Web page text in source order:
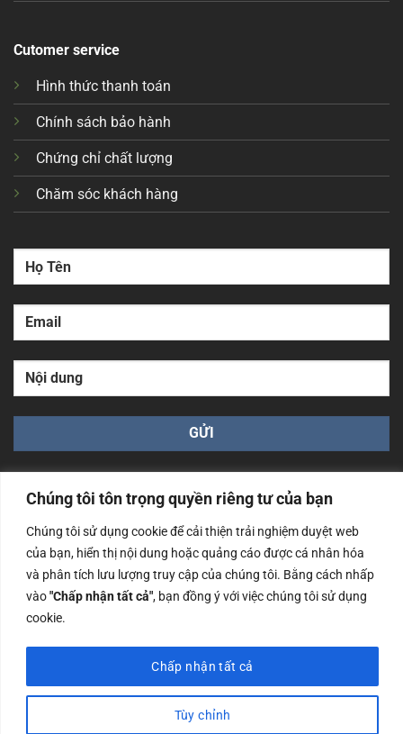
Chúng tôi tôn trọng quyền riêng tư của bạn
Chúng tôi sử dụng cookie để cải thiện trải nghiệm duyệt web
của bạn, hiển thị nội dung hoặc quảng cáo được cá nhân hóa
và phân tích lưu lượng truy cập của chúng tôi. Bằng cách nhấp
vào"Chấp nhận tất cả", bạn đồng ý với việc chúng tôi sử dụng
cookie.
Tùy chỉnh
Chấp nhận tất cả
Cutomer service
Hình thức thanh toán
Chính sách bảo hành
Chứng chỉ chất lượng
Chăm sóc khách hàng
Công ty TNHH Nam Bình Xương - Số ĐKKD: 0108783483
cấp ngày 14/06/2019 bởi Sở Kế Hoạch và Đầu Tư Tp. Hà
Nội
Copyrights @2023 Nam Binh Xuong. All Rights Reserved